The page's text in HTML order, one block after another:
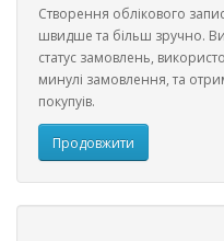
Створення облікового
швидше та більш зручно. Ви
статус замовлень,
минулі замовлення, та
покупуів.
Продовжити